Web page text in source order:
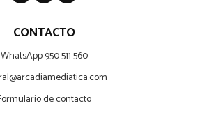
CONTACTO
WhatsApp 950 511 560
de contacto